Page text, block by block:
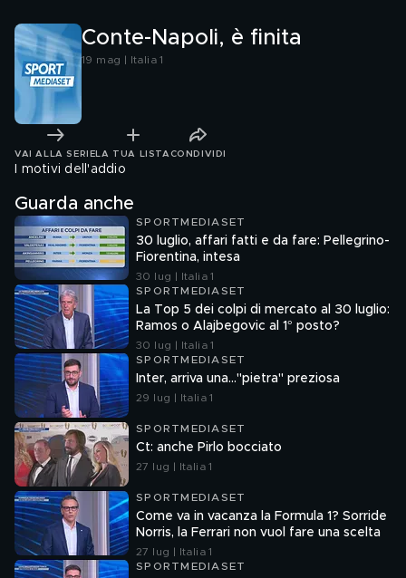
Conte-Napoli, è finita
19 mag | Italia 1
VAI ALLA SERIE LA TUA LISTA CONDIVIDI
I motivi dell'addio
Guarda anche
SPORTMEDIASET
30 luglio, affari fatti e da fare: Pellegrino-
Fiorentina, intesa
30 lug | Italia 1
SPORTMEDIASET
La Top 5 dei colpi di mercato al 30 luglio:
Ramos o Alajbegovic al 1° posto?
30 lug | Italia 1
SPORTMEDIASET
Inter, arriva una..."pietra" preziosa
29 lug | Italia 1
SPORTMEDIASET
Ct: anche Pirlo bocciato
27 lug | Italia 1
SPORTMEDIASET
Come va in vacanza la Formula 1? Sorride
Norris, la Ferrari non vuol fare una scelta
27 lug | Italia 1
SPORTMEDIASET